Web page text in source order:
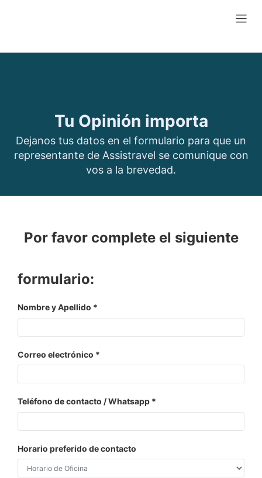
Tu Opinión importa
Dejanos tus datos en el formulario para que un
representante de Assistravel se comunique con
vos a la brevedad.
Por favor complete el siguiente
formulario:
Nombre y Apellido
Correo electrónico
Teléfono de contacto / Whatsapp
Horario preferido de contacto